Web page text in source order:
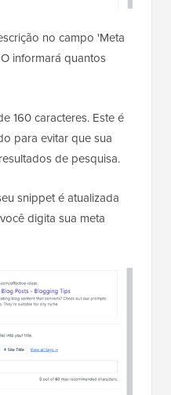
no campo 'Meta
informará quantos
160 caracteres. Este é
para evitar que sua
de pesquisa.
snippet é atualizada
digita sua meta